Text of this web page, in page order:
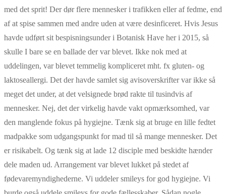
med det sprit! Der dør flere mennesker i trafikken eller af fedme, end
af at spise sammen med andre uden at være desinficeret. Hvis Jesus
havde udført sit bespisningsunder i Botanisk Have her i 2015, så
skulle I bare se en ballade der var blevet. Ikke nok med at
uddelingen, var blevet temmelig kompliceret mht. fx gluten- og
laktoseallergi. Det der havde samlet sig avisoverskrifter var ikke så
meget det under, at det velsignede brød rakte til tusindvis af
mennesker. Nej, det der virkelig havde vakt opmærksomhed, var
den manglende fokus på hygiejne. Tænk sig at bruge en lille fedtet
madpakke som udgangspunkt for mad til så mange mennesker. Det
er risikabelt. Og tænk sig at lade 12 disciple med beskidte hænder
dele maden ud. Arrangement var blevet lukket på stedet af
fødevaremyndighederne. Vi uddeler smileys for god hygiejne. Vi